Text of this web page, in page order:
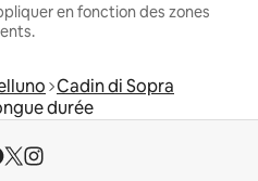
en fonction des zones
Cadin di Sopra
durée